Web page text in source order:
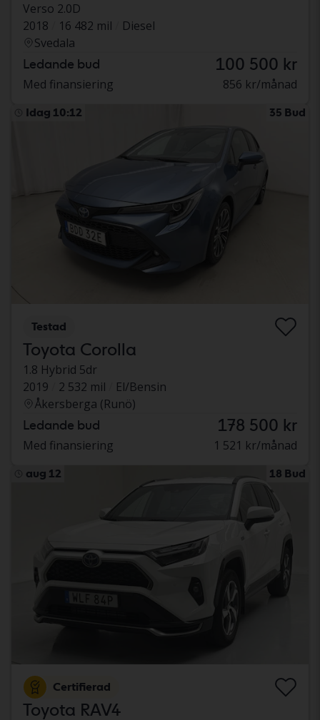
Verso 2.0D
2018
16 482 mil
Diesel
Svedala
Ledande bud 100 500 kr
Med finansiering 856 kr/månad
Idag 10:12 35 Bud
Testad
Toyota Corolla
1.8 Hybrid 5dr
2019
2 532 mil
El/Bensin
Åkersberga (Runö)
Ledande bud 178 500 kr
Med finansiering 1 521 kr/månad
aug 12 18 Bud
Certifierad
Toyota RAV4